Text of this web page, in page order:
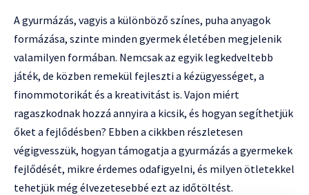
A gyurmázás, vagyis a különböző színes, puha anyagok
formázása, szinte minden gyermek életében megjelenik
valamilyen formában. Nemcsak az egyik legkedveltebb
játék, de közben remekül fejleszti a kézügyességet, a
finommotorikát és a kreativitást is. Vajon miért
ragaszkodnak hozzá annyira a kicsik, és hogyan segíthetjük
őket a fejlődésben? Ebben a cikkben részletesen
végigvesszük, hogyan támogatja a gyurmázás a gyermekek
fejlődését, mikre érdemes odafigyelni, és milyen ötletekkel
tehetjük még élvezetesebbé ezt az időtöltést.